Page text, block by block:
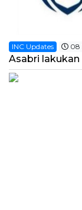
INC Updates 08
Asabri